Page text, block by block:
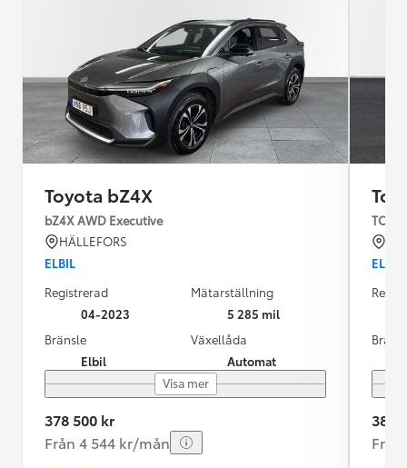
Toyota bZ4X
bZ4X AWD Executive
HÄLLEFORS
ELBIL
Registrerad
04-2023
Mätarställning
5 285 mil
Bränsle
Elbil
Växellåda
Automat
Visa mer
378 500 kr
Från 4 544 kr/mån
ELBIL
389